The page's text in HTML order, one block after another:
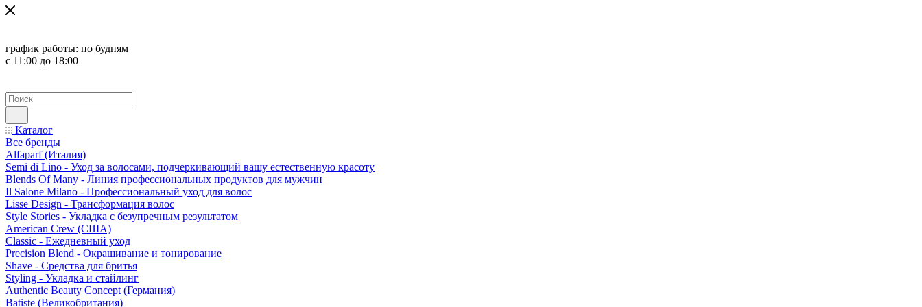
график работы: по будням
с 11:00 до 18:00
Каталог
Все бренды
Alfaparf (Италия)
Semi di Lino - Уход за волосами, подчеркивающий вашу естественную красоту
Blends Of Many - Линия профессиональных продуктов для мужчин
Il Salone Milano - Профессиональный уход для волос
Lisse Design - Трансформация волос
Style Stories - Укладка с безупречным результатом
American Crew (США)
Classic - Ежедневный уход
Precision Blend - Окрашивание и тонирование
Shave - Средства для бритья
Styling - Укладка и стайлинг
Authentic Beauty Concept (Германия)
Batiste (Великобритания)